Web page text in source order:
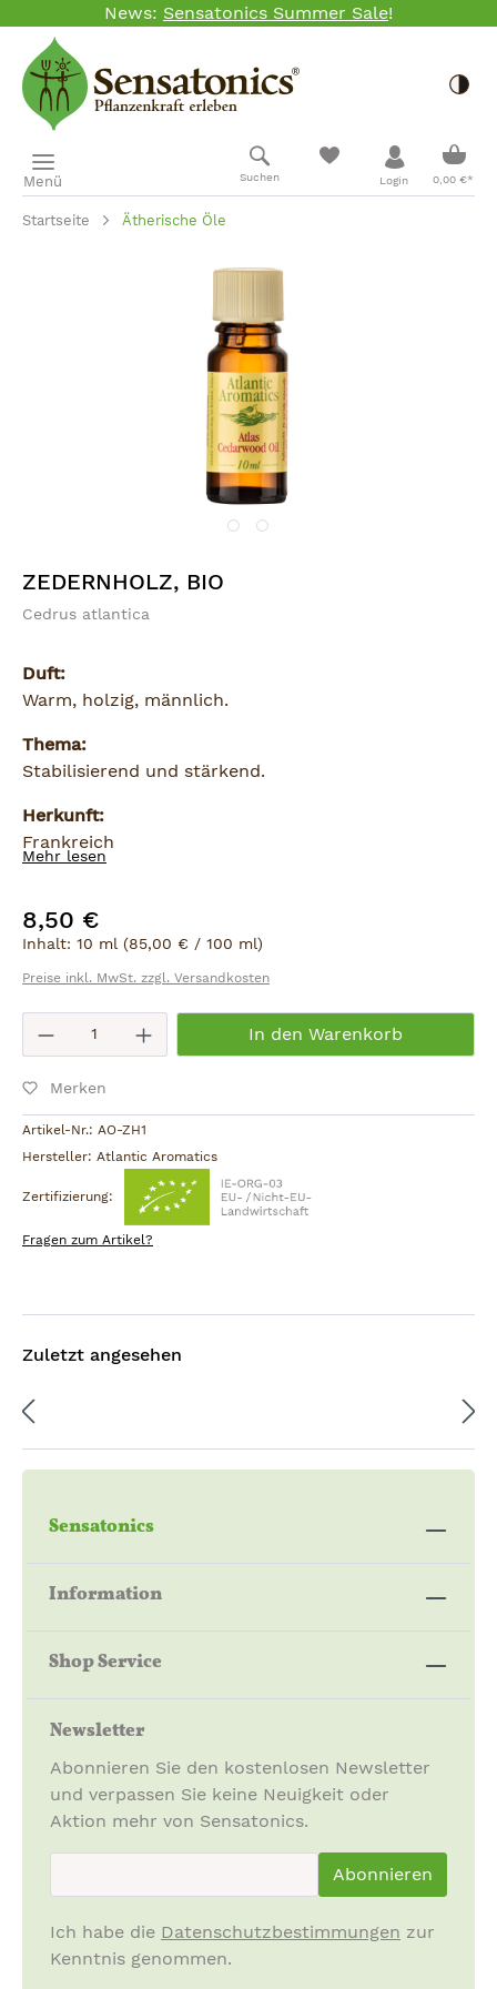
Zum Hauptinhalt springen
News: Sensatonics Summer Sale!
Menü Suchen Login 0,00 €*
Startseite Ätherische Öle
Bildergalerie überspringen
ZEDERNHOLZ, BIO
Cedrus atlantica
Duft:
Warm, holzig, männlich.
Thema:
Stabilisierend und stärkend.
Herkunft:
Frankreich
Mehr lesen
Regulärer Preis:
8,50 €
Inhalt: 10 ml (85,00 € / 100 ml)
Preise inkl. MwSt. zzgl. Versandkosten
Produkt Anzahl: Gib den
In den Warenkorb
Merken
Artikel-Nr.: AO-ZH1
Hersteller: Atlantic Aromatics
Zertifizierung:
Fragen zum Artikel?
Zuletzt angesehen
Sensatonics
Information
Shop Service
Newsletter
Abonnieren Sie den kostenlosen Newsletter
und verpassen Sie keine Neuigkeit oder
Aktion mehr von Sensatonics.
Abonnieren
Ich habe die Datenschutzbestimmungen zur
Kenntnis genommen.